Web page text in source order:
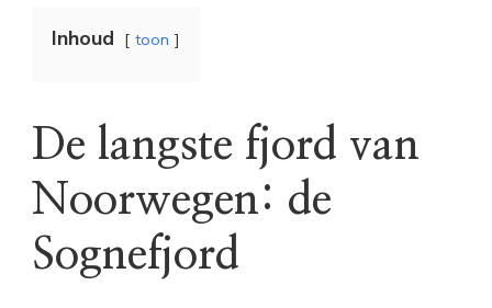
Inhoud toon
De langste fjord van
Noorwegen: de
Sognefjord